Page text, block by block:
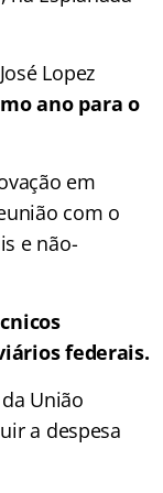
Lopez
ano para o
em
com o
e não-
federais.
União
a despesa